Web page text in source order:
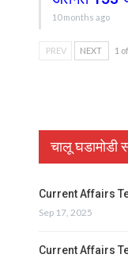
10 months ago
PREV NEXT 1
चालू घडामोडी
Current Affairs
Sep 17, 2025
Current Affairs